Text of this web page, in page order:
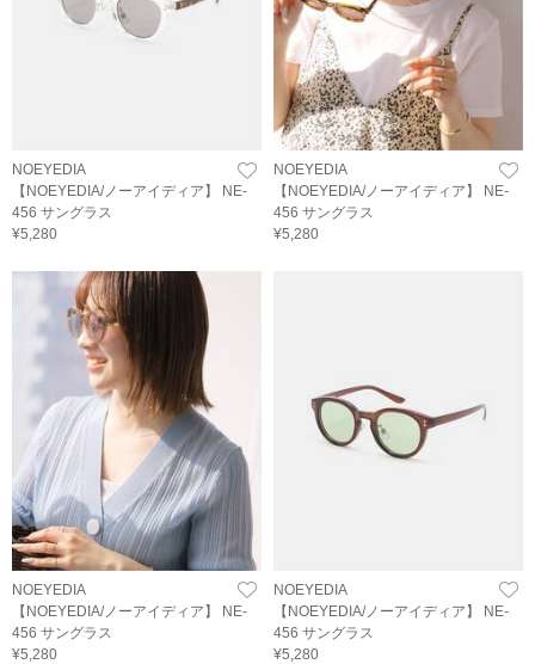
NOEYEDIA
【NOEYEDIA/ノーアイディア】 NE-
456 サングラス
¥5,280
NOEYEDIA
【NOEYEDIA/ノーアイディア】 NE-
456 サングラス
¥5,280
NOEYEDIA
【NOEYEDIA/ノーアイディア】 NE-
456 サングラス
¥5,280
NOEYEDIA
【NOEYEDIA/ノーアイディア】 NE-
456 サングラス
¥5,280